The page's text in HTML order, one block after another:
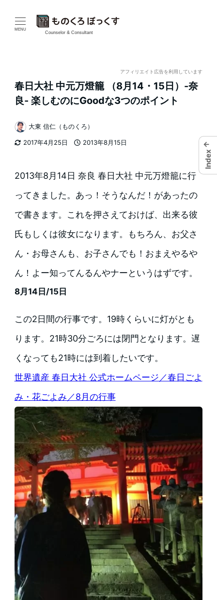
MENU
Counselor & Consultant
アフィリエイト広告を利用しています
春日大社 中元万燈籠 （8月14・15日）-奈
良- 楽しむのにGoodな3つのポイント
2017年4月25日
2013年8月15日
著
者
大東 信仁（ものくろ）
2013年8月14日 奈良 春日大社 中元万燈籠に行
ってきました。あっ！そうなんだ！があったの
で書きます。これを押さえておけば、出来る彼
氏もしくは彼女になります。もちろん、お父さ
ん・お母さんも、お子さんでも！おまえやるや
ん！よー知ってんるんやナーというはずです。
8月14日/15日
この2日間の行事です。19時くらいに灯がとも
ります。21時30分ごろには閉門となります。遅
くなっても21時には到着したいです。
世界遺産 春日大社 公式ホームページ／春日ごよ
み・花ごよみ／8月の行事
←
Index